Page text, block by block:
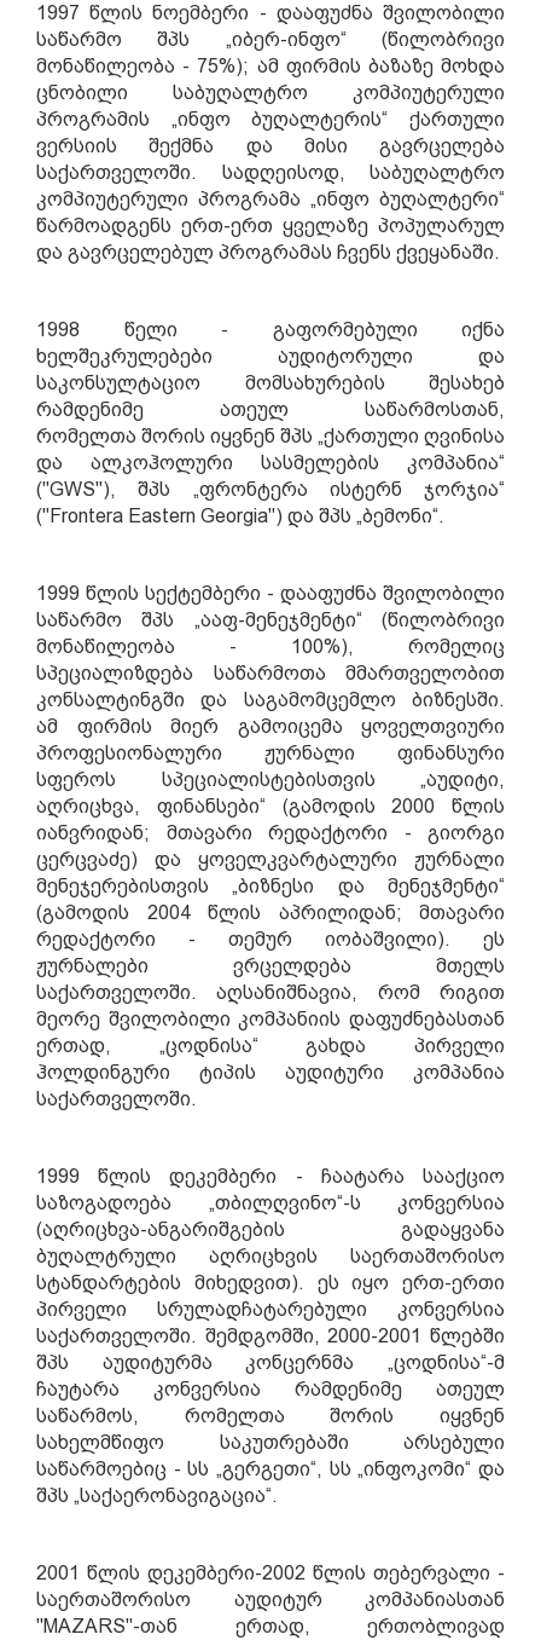
1997 წლის ნოემბერი - დააფუძნა შვილობილი
საწარმო შპს „იბერ-ინფო“ (წილობრივი
მონაწილეობა - 75%); ამ ფირმის ბაზაზე მოხდა
ცნობილი საბუღალტრო კომპიუტერული
პროგრამის „ინფო ბუღალტერის“ ქართული
ვერსიის შექმნა და მისი გავრცელება
საქართველოში. სადღეისოდ, საბუღალტრო
კომპიუტერული პროგრამა „ინფო ბუღალტერი“
წარმოადგენს ერთ-ერთ ყველაზე პოპულარულ
და გავრცელებულ პროგრამას ჩვენს ქვეყანაში.
1998 წელი - გაფორმებული იქნა
ხელშეკრულებები აუდიტორული და
საკონსულტაციო მომსახურების შესახებ
რამდენიმე ათეულ საწარმოსთან,
რომელთა შორის იყვნენ შპს „ქართული ღვინისა
და ალკოჰოლური სასმელების კომპანია“
("GWS"),შპს „ფრონტერა ისტერნ ჯორჯია“
("Frontera Eastern Georgia") და შპს „ბემონი“.
1999 წლის სექტემბერი - დააფუძნა შვილობილი
საწარმო შპს „ააფ-მენეჯმენტი“ (წილობრივი
მონაწილეობა - 100%), რომელიც
სპეციალიზდება საწარმოთა მმართველობით
კონსალტინგში და საგამომცემლო ბიზნესში.
ამ ფირმის მიერ გამოიცემა ყოველთვიური
პროფესიონალური ჟურნალი ფინანსური
სფეროს სპეციალისტებისთვის „აუდიტი,
აღრიცხვა, ფინანსები“ (გამოდის 2000 წლის
იანვრიდან; მთავარი რედაქტორი - გიორგი
ცერცვაძე) და ყოველკვარტალური ჟურნალი
მენეჯერებისთვის „ბიზნესი და მენეჯმენტი“
(გამოდის 2004 წლის აპრილიდან; მთავარი
რედაქტორი - თემურ იობაშვილი). ეს
ჟურნალები ვრცელდება მთელს
საქართველოში. აღსანიშნავია, რომ რიგით
მეორე შვილობილი კომპანიის დაფუძნებასთან
ერთად, „ცოდნისა“ გახდა პირველი
ჰოლდინგური ტიპის აუდიტური კომპანია
საქართველოში.
1999 წლისდეკემბერი - ჩაატარა სააქციო
საზოგადოება „თბილღვინო“-ს კონვერსია
(აღრიცხვა-ანგარიშგების გადაყვანა
ბუღალტრული აღრიცხვის საერთაშორისო
სტანდარტების მიხედვით). ეს იყო ერთ-ერთი
პირველი სრულადჩატარებული კონვერსია
საქართველოში. შემდგომში, 2000-2001 წლებში
შპს აუდიტურმა კონცერნმა „ცოდნისა“-მ
ჩაუტარა კონვერსია რამდენიმე ათეულ
საწარმოს, რომელთა შორის იყვნენ
სახელმწიფო საკუთრებაში არსებული
საწარმოებიც - სს „გერგეთი“, სს „ინფოკომი“ და
შპს „საქაერონავიგაცია“.
2001 წლის დეკემბერი-2002 წლის თებერვალი -
საერთაშორისო აუდიტურ კომპანიასთან
"MAZARS"-თან ერთად, ერთობლივად